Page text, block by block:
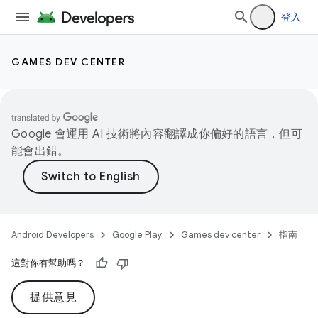
登入
GAMES DEV CENTER
Google 會運用 AI 技術將內容翻譯成你偏好的語言，但可
能會出錯。
Android Developers Google Play Games dev center 指南
這對你有幫助嗎？
提供意見